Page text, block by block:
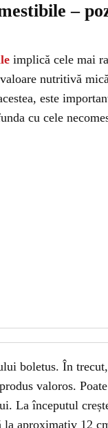
–
implică cele mai
nutritivă
este
cu cele
boletus. În
valoros.
La începutul
la aproximativ 12